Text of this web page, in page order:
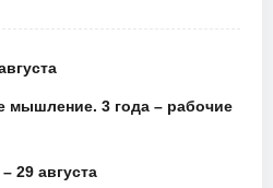
мышление. 3 года – рабочие
29 августа